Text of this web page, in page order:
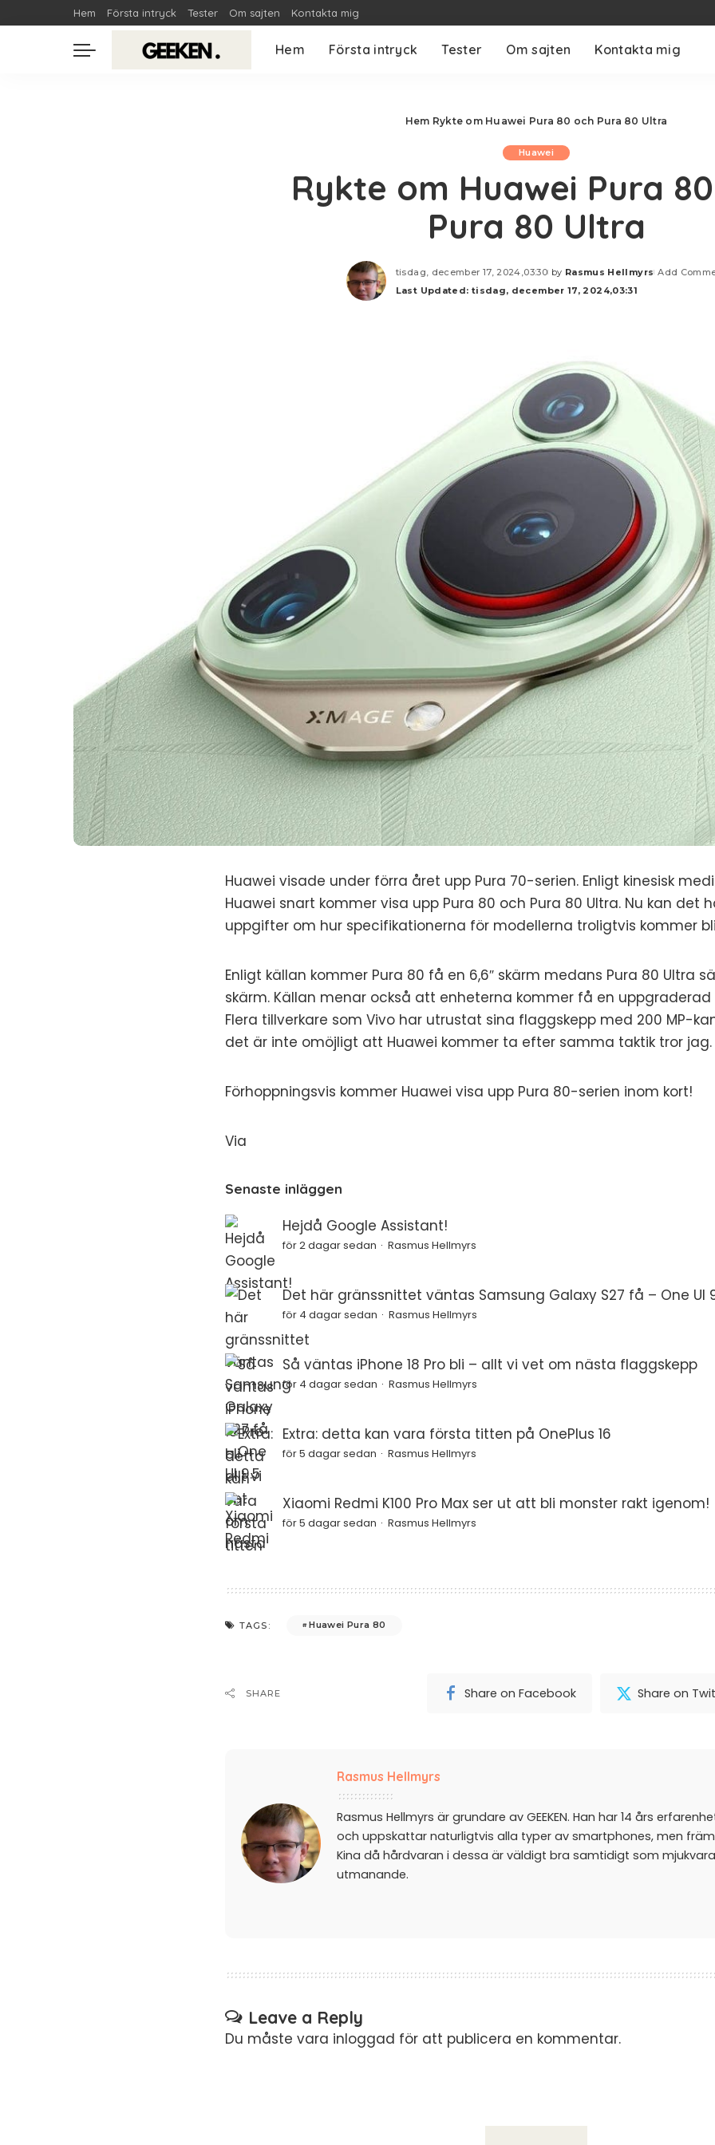
Hem Första intryck Tester Om sajten Kontakta mig
Hem Första intryck Tester Om sajten Kontakta mig
Hem Rykte om Huawei Pura 80 och Pura 80 Ultra
Huawei
Rykte om Huawei Pura
Pura 80 Ultra
tisdag, december 17, 2024,03:30
Posted
by
by Rasmus Hellmyrs Add
Last Updated: tisdag, december 17, 2024,03:31
Huawei visade under förra året upp Pura 70-serien. Enligt kinesisk
Huawei snart kommer visa upp Pura 80 och Pura 80 Ultra. Nu kan det
uppgifter om hur specifikationerna för modellerna troligtvis kommer
Enligt källan kommer Pura 80 få en 6,6″ skärm medans Pura 80 Ultra
skärm. Källan menar också att enheterna kommer få en
Flera tillverkare som Vivo har utrustat sina flaggskepp med 200 MP-
det är inte omöjligt att Huawei kommer ta efter samma taktik tror jag.
Förhoppningsvis kommer Huawei visa upp Pura 80-serien inom kort!
Via
Senaste inläggen
Hejdå Google Assistant!
för 2 dagar sedan Rasmus Hellmyrs
Det här gränssnittet väntas Samsung Galaxy S27 få – One UI
för 4 dagar sedan Rasmus Hellmyrs
Så väntas iPhone 18 Pro bli – allt vi vet om nästa flaggskepp
för 4 dagar sedan Rasmus Hellmyrs
Extra: detta kan vara första titten på OnePlus 16
för 5 dagar sedan Rasmus Hellmyrs
Xiaomi Redmi K100 Pro Max ser ut att bli monster rakt igenom!
för 5 dagar sedan Rasmus Hellmyrs
TAGS: Huawei Pura 80
SHARE Share on Facebook Share on
Rasmus Hellmyrs
Rasmus Hellmyrs är grundare av GEEKEN. Han har 14 års
och uppskattar naturligtvis alla typer av smartphones, men
Kina då hårdvaran i dessa är väldigt bra samtidigt som
utmanande.
Leave a Reply
Du måste vara inloggad för att publicera en kommentar.